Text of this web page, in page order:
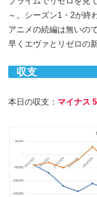
～。シーズン1・2が終
アニメの続編は無いの
早くエヴァとリゼロの
収支
本日の収支： マイナス